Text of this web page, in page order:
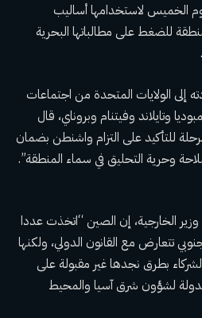
الخميس لاستخدامها أساليب
للضغط على مطالباتها البحرية
إلى الولايات المتحدة من اجتماعات
وتايلاند وفيتنام وبروناي، قال
للتأكيد على التزام واشنطن بضمان
وحرية التحليق في سماء المنطقة”.
الخارجية، إن الصين “اتخذت عددا
تتعارض مع القانون الدولي، ولكنها
بطرق نجدها غير مقبولة على
لشؤون شرق آسيا والمحيط